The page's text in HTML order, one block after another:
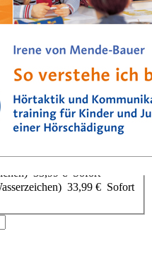
für Kinder und Jugendliche
33,99 € Sofort
33,99 € Sofort